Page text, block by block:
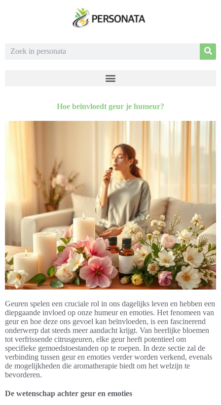
Hoe beïnvloedt geur je humeur?
Geuren spelen een cruciale rol in ons dagelijks leven en hebben een
diepgaande invloed op onze humeur en emoties. Het fenomeen van
geur en hoe deze ons gevoel kan beïnvloeden, is een fascinerend
onderwerp dat steeds meer aandacht krijgt. Van heerlijke bloemen
tot verfrissende citrusgeuren, elke geur heeft potentieel om
specifieke gemoedstoestanden op te roepen. In deze sectie zal de
verbinding tussen geur en emoties verder worden verkend, evenals
de mogelijkheden die aromatherapie biedt om het welzijn te
bevorderen.
De wetenschap achter geur en emoties